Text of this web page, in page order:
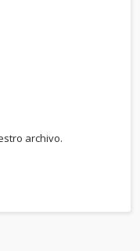
archivo.